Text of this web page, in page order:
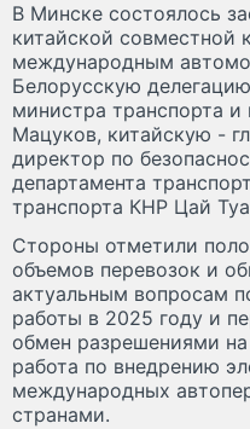
В Минске состоялось
китайской совместной
международным
Белорусскую
министра транспорта
Мацуков, китайскую -
директор по
департамента
транспорта КНР Цай
Стороны отметили
объемов перевозок и
актуальным вопросам
работы в 2025 году и
обмен разрешениями
работа по внедрению
международных
странами.